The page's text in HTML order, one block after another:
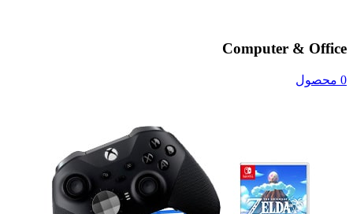
Computer & Office
0 محصول